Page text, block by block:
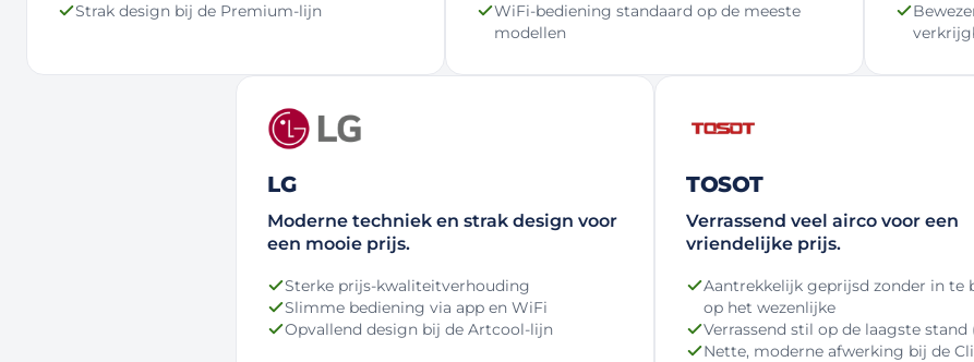
Strak design bij de Premium-lijn
WiFi-bediening standaard op de meeste
modellen
LG
Moderne techniek en strak design voor
een mooie prijs.
Sterke prijs-kwaliteitverhouding
Slimme bediening via app en WiFi
Opvallend design bij de Artcool-lijn
TOSOT
Verrassend veel airco voor een
vriendelijke prijs.
Aantrekkelijk geprijsd zonder in te
op het wezenlijke
Verrassend stil op de laagste stand
Nette, moderne afwerking bij de